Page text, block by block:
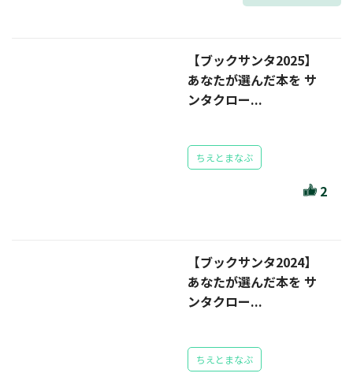
トレーディングカード情報
ほんとのであいのおてつだい
三洋堂サイト会員が選ぶおすすめ本
【ブックサンタ2025】
あなたが選んだ本を サ
ンタクロー...
ちえとまなぶ
2
【ブックサンタ2024】
あなたが選んだ本を サ
ンタクロー...
ちえとまなぶ